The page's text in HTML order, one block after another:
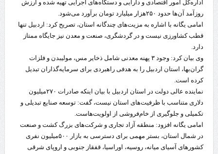
اداره‌کل امور اقتصادی و دارایی و دستگاه‌های اجرایی تهیه شده و ارزش
روزآمد آن‌ها حدود ۲۵۰هزار میلیارد تومان برآورد می‌شود.
امامی یگانه با اشاره به مزیت‌های چندگانه استان، تصریح کرد: اردبیل تنها
قطب کشاورزی نیست و در گردشگری، صنعت و معدن نیز جایگاه ممتاز
دارد.
وی بیان کرد: وجود ۳ پهنه معدنی شامل ذخایر مس، مولیبدن و فلزات
گران‌بها، استان اردبیل را به هدفی راهبردی برای سرمایه‌گذاران تبدیل
کرده است.
نماینده عالی دولت در استان اردبیل با بیان اینکه صادرات ۲۷۰میلیون
دلاری متناسب با ظرفیت‌های استان نیست، گفت: توسعه صنایع تبدیلی و
تکمیلی و جلوگیری از خام‌فروشی از اولویت‌هاست.
امامی یگانه افزود: منطقه آزاد تجاری و شرکت‌های بزرگ کشت و صنعت
در شمال استان، بستر مهمی برای دسترسی به بازار ۵۰۰میلیون نفری
کشورهای آسیای میانه، روسیه، اوراسیا، قفقاز جنوبی و اروپای شرقی